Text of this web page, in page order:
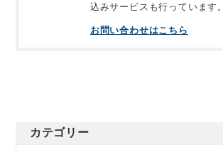
込みサービスも行っています。
お問い合わせはこちら
カテゴリー